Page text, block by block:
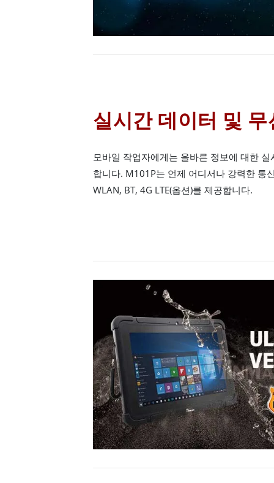
실시간 데이터 및
모바일 작업자에게는 올바른 정보에 대한
합니다. M101P는 언제 어디서나 강력한 통
WLAN, BT, 4G LTE(옵션)를 제공합니다.